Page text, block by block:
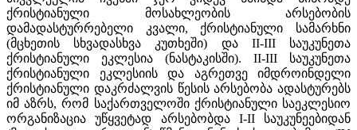
ქრისტიანული მოსახლეობის არსებობის
დამადასტურრებელი კვალი, ქრისტიანული სამარხნი
(მცხეთის სხვადასხვა კუთხეში) და II-III საუკუნეთა
ქრისტიანული ეკლესია (ნასტაკისში). II-III საუკუნეთა
ქრისტიანული ეკლესიის და აგრეთვე იმდროინდელი
ქრისტიანული დაკრძალვის წესის არსებობა ადასტურებს
იმ აზრს, რომ საქართველოში ქრისტიანული საეკლესიო
ორგანიზაცია უწყვეტად არსებობდა I-II საუკუნეებიდან